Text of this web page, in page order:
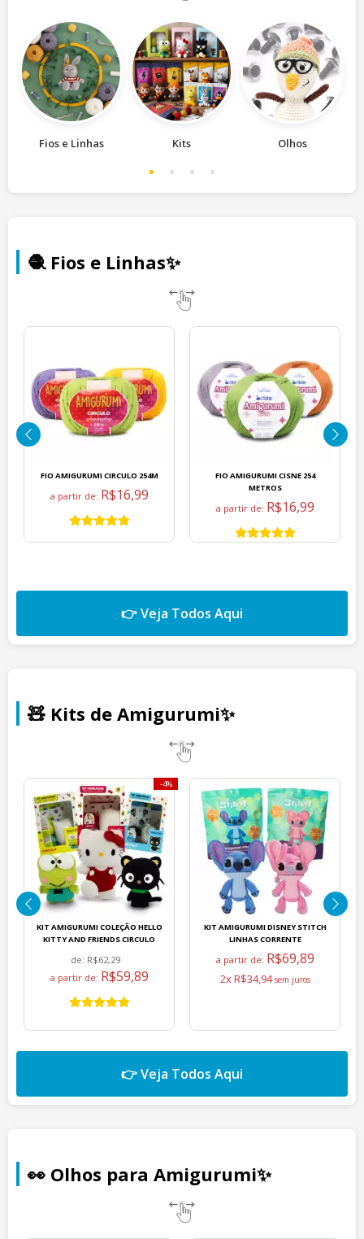
Fios e Linhas Kits Olhos
🧶 Fios e Linhas✨
FIO AMIGURUMI CIRCULO 254M
a partir de: R$16,99
FIO AMIGURUMI CISNE 254
METROS
a partir de: R$16,99
👉 Veja Todos Aqui
🧸 Kits de Amigurumi✨
KIT AMIGURUMI COLEÇÃO HELLO
KITTY AND FRIENDS CIRCULO
de: R$62,29
a partir de: R$59,89
4%
KIT AMIGURUMI DISNEY STITCH
LINHAS CORRENTE
a partir de: R$69,89
2x R$34,94
👉 Veja Todos Aqui
👀 Olhos para Amigurumi✨